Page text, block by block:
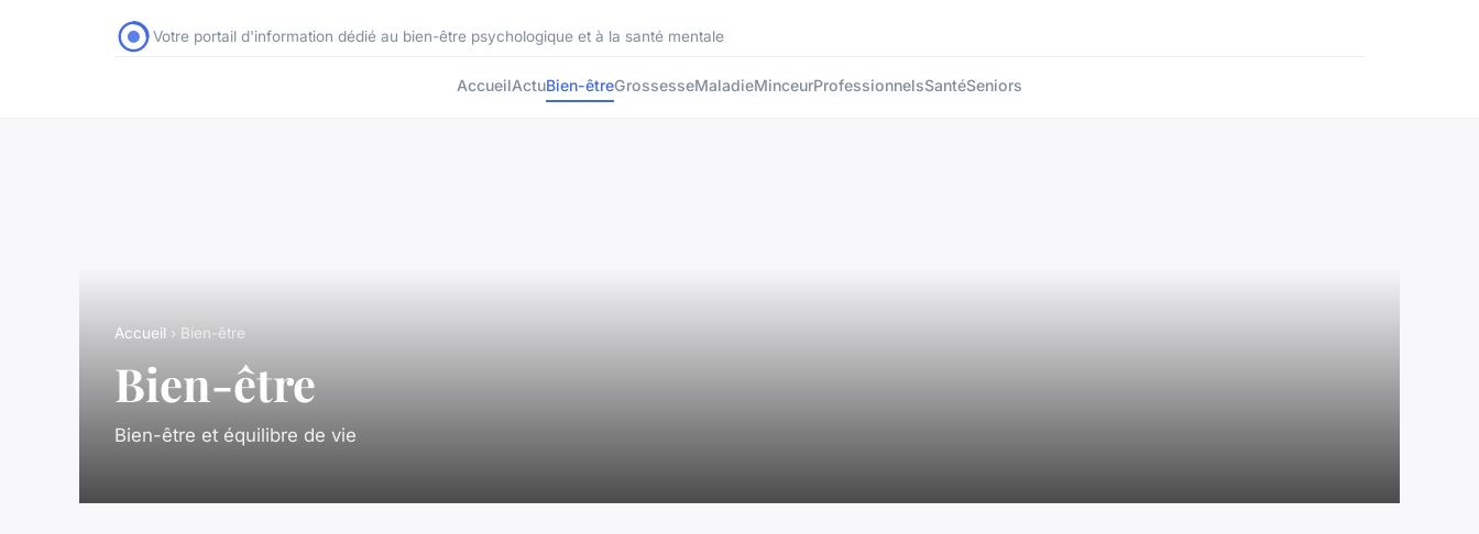
Votre portail d'information dédié au bien-être psychologique et à la santé mentale
AccueilActuBien-êtreGrossesseMaladieMinceurProfessionnelsSantéSeniors
Accueil › Bien-être
Bien-être
Bien-être et équilibre de vie